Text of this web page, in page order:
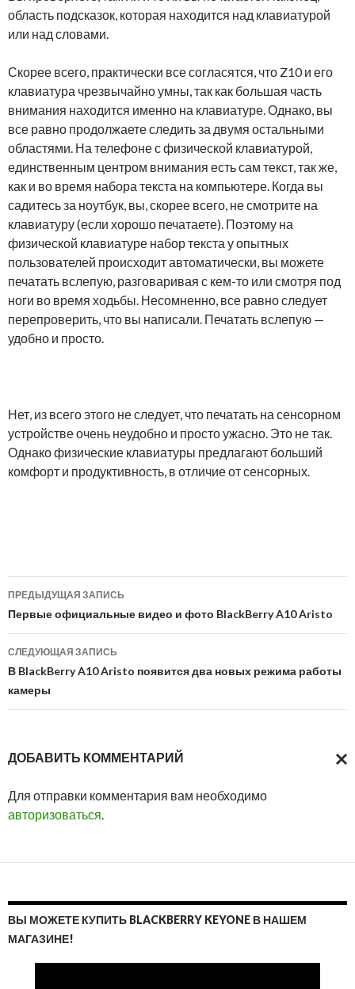
область подсказок, которая находится над клавиатурой
или над словами.
Скорее всего, практически все согласятся, что Z10 и его
клавиатура чрезвычайно умны, так как большая часть
внимания находится именно на клавиатуре. Однако, вы
все равно продолжаете следить за двумя остальными
областями. На телефоне с физической клавиатурой,
единственным центром внимания есть сам текст, так же,
как и во время набора текста на компьютере. Когда вы
садитесь за ноутбук, вы, скорее всего, не смотрите на
клавиатуру (если хорошо печатаете). Поэтому на
физической клавиатуре набор текста у опытных
пользователей происходит автоматически, вы можете
печатать вслепую, разговаривая с кем-то или смотря под
ноги во время ходьбы. Несомненно, все равно следует
перепроверить, что вы написали. Печатать вслепую —
удобно и просто.
Нет, из всего этого не следует, что печатать на сенсорном
устройстве очень неудобно и просто ужасно. Это не так.
Однако физические клавиатуры предлагают больший
комфорт и продуктивность, в отличие от сенсорных.
Навигация
по
записям
ПРЕДЫДУЩАЯ ЗАПИСЬ
Первые официальные видео и фото BlackBerry A10 Aristo
СЛЕДУЮЩАЯ ЗАПИСЬ
В BlackBerry A10 Aristo появится два новых режима работы
камеры
ДОБАВИТЬ КОММЕНТАРИЙ
Для отправки комментария вам необходимо
авторизоваться.
ВЫ МОЖЕТЕ КУПИТЬ BLACKBERRY KEYONE В НАШЕМ
МАГАЗИНЕ!